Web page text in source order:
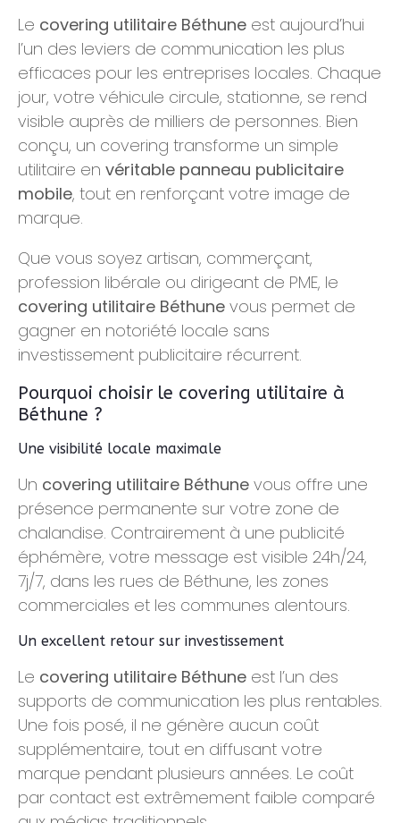
Le covering utilitaire Béthune est aujourd’hui
l’un des leviers de communication les plus
efficaces pour les entreprises locales. Chaque
jour, votre véhicule circule, stationne, se rend
visible auprès de milliers de personnes. Bien
conçu, un covering transforme un simple
utilitaire en véritable panneau publicitaire
mobile, tout en renforçant votre image de
marque.
Que vous soyez artisan, commerçant,
profession libérale ou dirigeant de PME, le
covering utilitaire Béthune vous permet de
gagner en notoriété locale sans
investissement publicitaire récurrent.
Pourquoi choisir le covering utilitaire à
Béthune ?
Une visibilité locale maximale
Un covering utilitaire Béthune vous offre une
présence permanente sur votre zone de
chalandise. Contrairement à une publicité
éphémère, votre message est visible 24h/24,
7j/7, dans les rues de Béthune, les zones
commerciales et les communes alentours.
Un excellent retour sur investissement
Le covering utilitaire Béthune est l’un des
supports de communication les plus rentables.
Une fois posé, il ne génère aucun coût
supplémentaire, tout en diffusant votre
marque pendant plusieurs années. Le coût
par contact est extrêmement faible comparé